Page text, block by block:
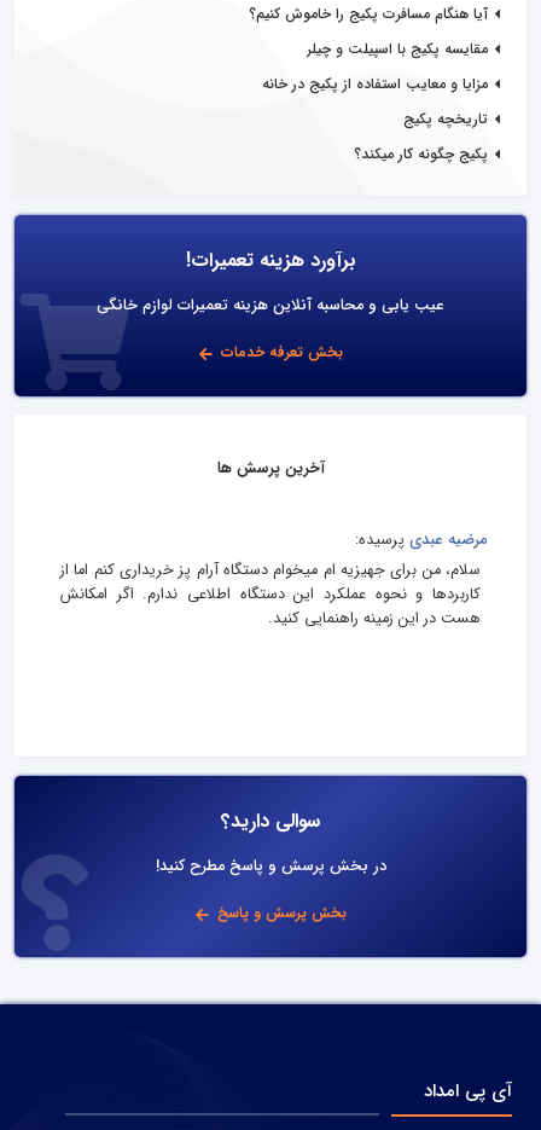
آیا هنگام مسافرت پکیج را خاموش کنیم؟
مقایسه پکیج با اسپیلت و چیلر
مزایا و معایب استفاده از پکیج در خانه
تاریخچه پکیج
پکیج چگونه کار میکند؟
برآورد هزینه تعمیرات!
عیب یابی و محاسبه آنلاین هزینه تعمیرات لوازم خانگی
بخش تعرفه خدمات
آخرین پرسش ها
مرضیه عبدی پرسیده:
سلام، من برای جهیزیه‌ ام میخوام دستگاه آرام پز خریداری کنم اما از
کاربردها و نحوه عملکرد این دستگاه اطلاعی ندارم. اگر امکانش
هست در این زمینه راهنمایی کنید.
سوالی دارید؟
در بخش پرسش و پاسخ مطرح کنید!
بخش پرسش و پاسخ
آی پی امداد